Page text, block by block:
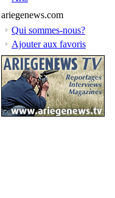
ariegenews.com
Qui sommes-nous?
Ajouter aux favoris